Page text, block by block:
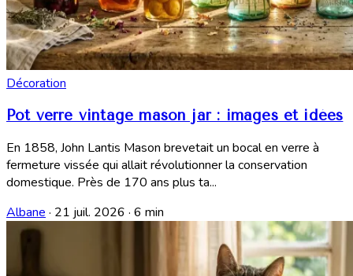
Décoration
Pot verre vintage mason jar : images et idées
En 1858, John Lantis Mason brevetait un bocal en verre à
fermeture vissée qui allait révolutionner la conservation
domestique. Près de 170 ans plus ta...
Albane · 21 juil. 2026 · 6 min